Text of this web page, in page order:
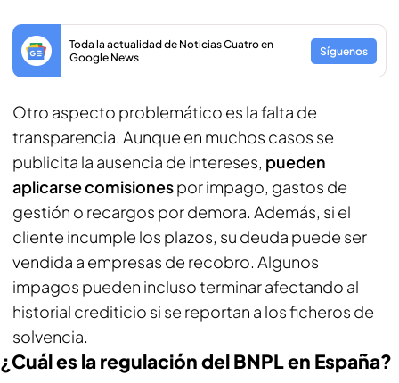
Toda la actualidad de Noticias Cuatro en
Google News
Síguenos
Otro aspecto problemático es la falta de
transparencia. Aunque en muchos casos se
publicita la ausencia de intereses, pueden
aplicarse comisionespor impago, gastos de
gestión o recargos por demora. Además, si el
cliente incumple los plazos, su deuda puede ser
vendida a empresas de recobro. Algunos
impagos pueden incluso terminar afectando al
historial crediticio si se reportan a los ficheros de
solvencia.
¿Cuál es la regulación del BNPL en España?